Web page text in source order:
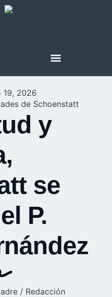
19, 2026
de Schoenstatt
y
se
P.
/ Redacción